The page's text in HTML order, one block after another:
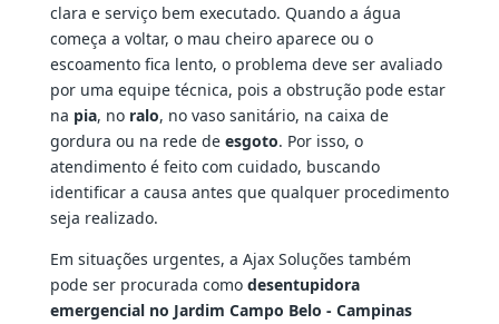
clara e serviço bem executado. Quando a água
começa a voltar, o mau cheiro aparece ou o
escoamento fica lento, o problema deve ser avaliado
por uma equipe técnica, pois a obstrução pode estar
na pia, no ralo, no vaso sanitário, na caixa de
gordura ou na rede de esgoto. Por isso, o
atendimento é feito com cuidado, buscando
identificar a causa antes que qualquer procedimento
seja realizado.
Em situações urgentes, a Ajax Soluções também
pode ser procurada como desentupidora
emergencial no Jardim Campo Belo - Campinas